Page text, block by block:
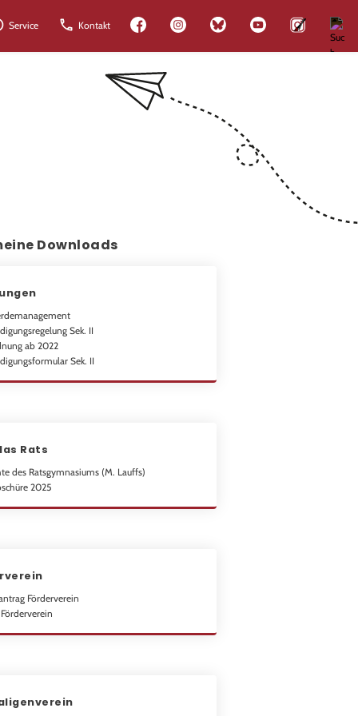
Service Kontakt
Downloads
Sek. II
ab 2022
Sek. II
Rats
des Ratsgymnasiums (M. Lauffs)
2025
Förderverein